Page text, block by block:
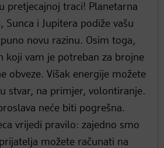
pretjecajnoj traci! Planetarna
Sunca i Jupitera podiže vašu
novu razinu. Osim toga,
koji vam je potreban za brojne
obveze. Višak energije možete
stvar, na primjer, volontiranje.
neće biti pogrešna.
vrijedi pravilo: zajedno smo
možete računati na